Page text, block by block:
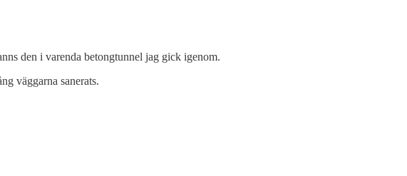
den i varenda betongtunnel jag gick igenom.
väggarna sanerats.